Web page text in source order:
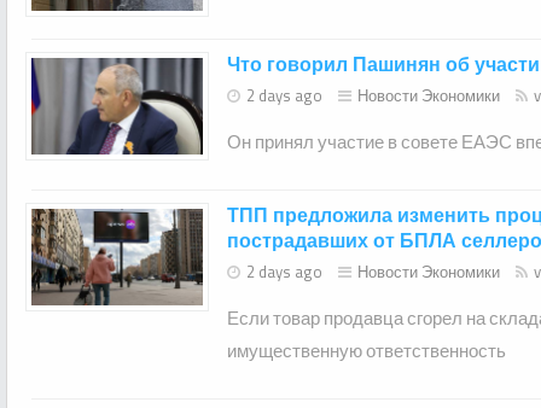
Что говорил Пашинян об
2 days ago Новости Экономики
Он принял участие в совете ЕАЭС
ТПП предложила изменить
пострадавших от БПЛА
2 days ago Новости Экономики
Если товар продавца сгорел на
имущественную ответственность